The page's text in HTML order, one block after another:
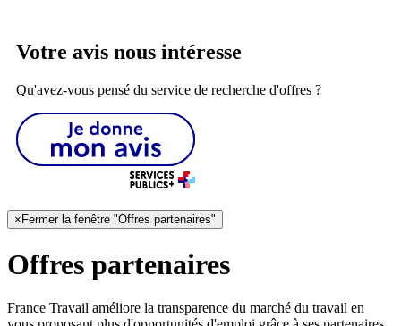
Votre avis nous intéresse
Qu'avez-vous pensé du service de recherche d'offres ?
× Fermer la fenêtre "Offres partenaires"
Offres partenaires
France Travail améliore la transparence du marché du travail en